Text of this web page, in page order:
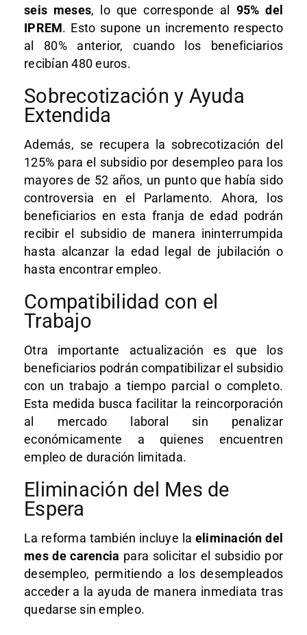
seis meses, lo que corresponde al 95% del
IPREM. Esto supone un incremento respecto
al 80% anterior, cuando los beneficiarios
recibían 480 euros.
Sobrecotización y Ayuda
Extendida
Además, se recupera la sobrecotización del
125% para el subsidio por desempleo para los
mayores de 52 años, un punto que había sido
controversia en el Parlamento. Ahora, los
beneficiarios en esta franja de edad podrán
recibir el subsidio de manera ininterrumpida
hasta alcanzar la edad legal de jubilación o
hasta encontrar empleo.
Compatibilidad con el
Trabajo
Otra importante actualización es que los
beneficiarios podrán compatibilizar el subsidio
con un trabajo a tiempo parcial o completo.
Esta medida busca facilitar la reincorporación
al mercado laboral sin penalizar
económicamente a quienes encuentren
empleo de duración limitada.
Eliminación del Mes de
Espera
La reforma también incluye la eliminación del
mes de carencia para solicitar el subsidio por
desempleo, permitiendo a los desempleados
acceder a la ayuda de manera inmediata tras
quedarse sin empleo.